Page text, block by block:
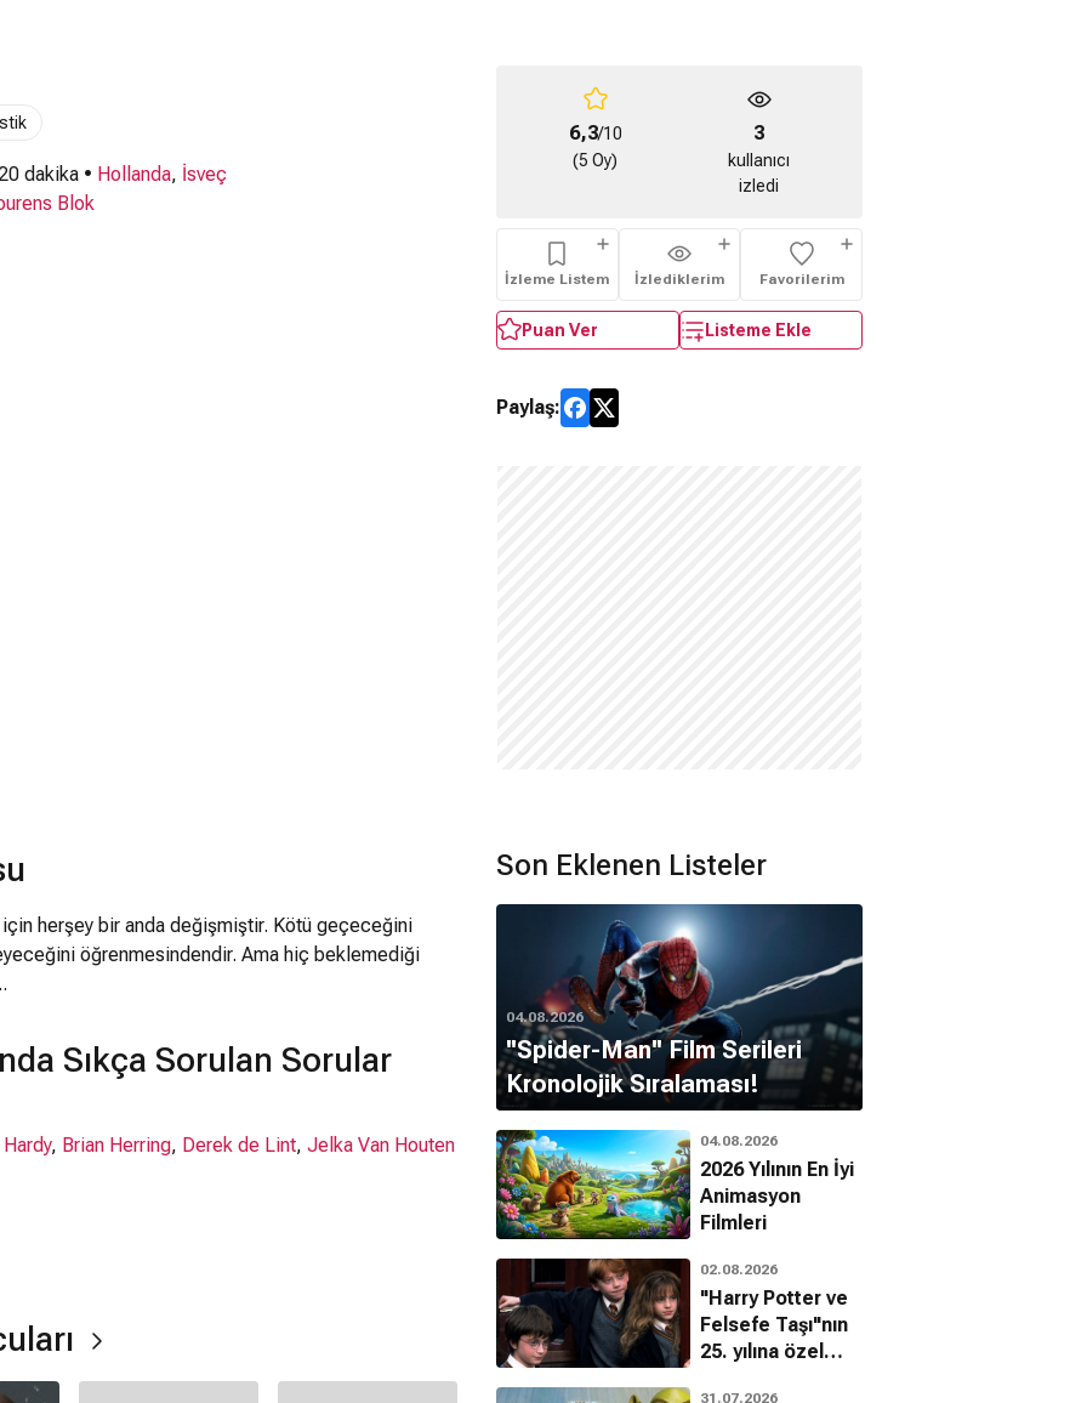
dakika • Hollanda, İsveç
Blok
6,3/10
(5 Oy)
3
kullanıcı
izledi
İzleme Listem İzlediklerim Favorilerim
Puan Ver Listeme Ekle
Paylaş:
herşey bir anda değişmiştir. Kötü geçeceğini
öğrenmesindendir. Ama hiç beklemediği
Sıkça Sorulan Sorular
, Brian Herring, Derek de Lint, Jelka Van Houten
Son Eklenen Listeler
04.08.2026
''Spider-Man'' Film Serileri
Kronolojik Sıralaması!
04.08.2026
2026 Yılının En İyi
Animasyon
Filmleri
02.08.2026
"Harry Potter ve
Felsefe Taşı"nın
25. yılına özel
31.07.2026